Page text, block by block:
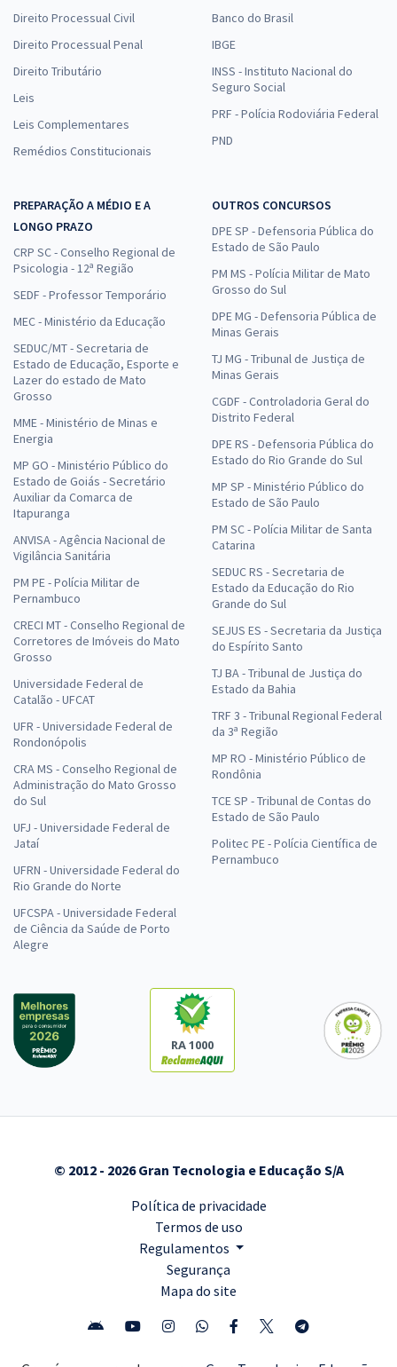
Direito Processual Civil
Direito Processual Penal
Direito Tributário
Leis
Leis Complementares
Remédios Constitucionais
Banco do Brasil
IBGE
INSS - Instituto Nacional do
Seguro Social
PRF - Polícia Rodoviária Federal
PND
PREPARAÇÃO A MÉDIO E A
LONGO PRAZO
CRP SC - Conselho Regional de
Psicologia - 12ª Região
SEDF - Professor Temporário
MEC - Ministério da Educação
SEDUC/MT - Secretaria de
Estado de Educação, Esporte e
Lazer do estado de Mato
Grosso
MME - Ministério de Minas e
Energia
MP GO - Ministério Público do
Estado de Goiás - Secretário
Auxiliar da Comarca de
Itapuranga
ANVISA - Agência Nacional de
Vigilância Sanitária
PM PE - Polícia Militar de
Pernambuco
CRECI MT - Conselho Regional de
Corretores de Imóveis do Mato
Grosso
Universidade Federal de
Catalão - UFCAT
UFR - Universidade Federal de
Rondonópolis
CRA MS - Conselho Regional de
Administração do Mato Grosso
do Sul
UFJ - Universidade Federal de
Jataí
UFRN - Universidade Federal do
Rio Grande do Norte
UFCSPA - Universidade Federal
de Ciência da Saúde de Porto
Alegre
OUTROS CONCURSOS
DPE SP - Defensoria Pública do
Estado de São Paulo
PM MS - Polícia Militar de Mato
Grosso do Sul
DPE MG - Defensoria Pública de
Minas Gerais
TJ MG - Tribunal de Justiça de
Minas Gerais
CGDF - Controladoria Geral do
Distrito Federal
DPE RS - Defensoria Pública do
Estado do Rio Grande do Sul
MP SP - Ministério Público do
Estado de São Paulo
PM SC - Polícia Militar de Santa
Catarina
SEDUC RS - Secretaria de
Estado da Educação do Rio
Grande do Sul
SEJUS ES - Secretaria da Justiça
do Espírito Santo
TJ BA - Tribunal de Justiça do
Estado da Bahia
TRF 3 - Tribunal Regional Federal
da 3ª Região
MP RO - Ministério Público de
Rondônia
TCE SP - Tribunal de Contas do
Estado de São Paulo
Politec PE - Polícia Científica de
Pernambuco
RA 1000
© 2012 - 2026 Gran Tecnologia e Educação S/A
Política de privacidade
Termos de uso
Regulamentos
Segurança
Mapa do site